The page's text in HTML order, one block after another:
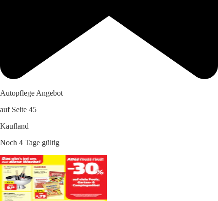
Autopflege Angebot
auf Seite 45
Kaufland
Noch 4 Tage gültig